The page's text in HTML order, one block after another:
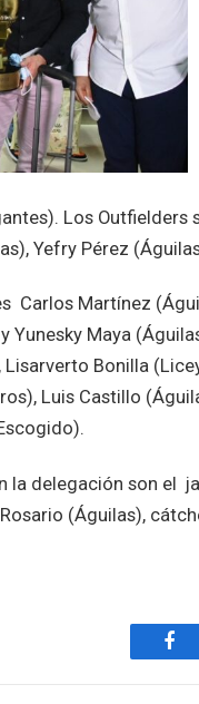
Los Outfielders
Yefry Pérez
Martínez
Yunesky Maya
Bonilla
Luis Castillo
la delegación son el
(Águilas),